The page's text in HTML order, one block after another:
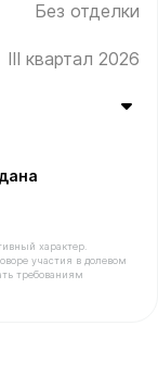
Без отделки
III квартал 2026
характер.
участия в долевом
требованиям